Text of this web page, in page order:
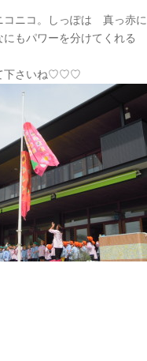
ニコ。しっぽは 真っ赤に
もパワーを分けてくれる
下さいね♡♡♡